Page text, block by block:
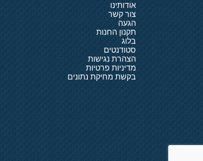
אודותינו
צור קשר
הגעה
תקנון החנות
בלוג
סטודנטים
הצהרת נגישות
מדיניות פרטיות
בקשת מחיקת נתונים